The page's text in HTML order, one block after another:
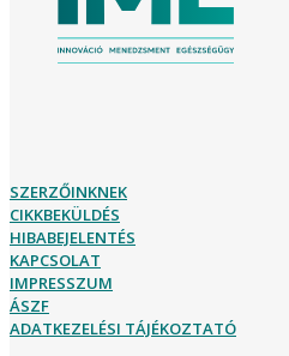
SZERZŐINKNEK
CIKKBEKÜLDÉS
HIBABEJELENTÉS
KAPCSOLAT
IMPRESSZUM
ÁSZF
ADATKEZELÉSI TÁJÉKOZTATÓ